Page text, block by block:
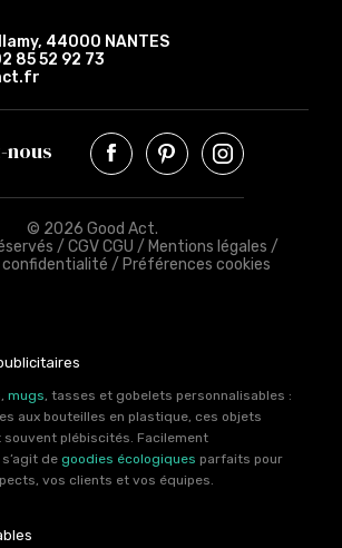
44000 NANTES
85 52 92 73
nous
© 2026 Good Act.
/ CGV CGU / Mentions légales /
confidentialité / Préférences cookies
mugs, tasses et gobelets personnalisables :
aux bouteilles en plastique, ces objets
plébiscités. Facilement
de goodies écologiques parfaits pour
vos clients et vos équipes.